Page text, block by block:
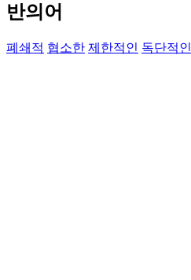
반의어
폐쇄적 협소한 제한적인 독단적인